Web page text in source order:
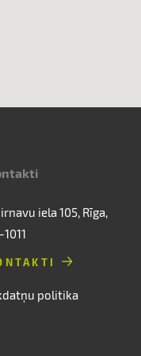
iela 105, Rīga,
1011
politika